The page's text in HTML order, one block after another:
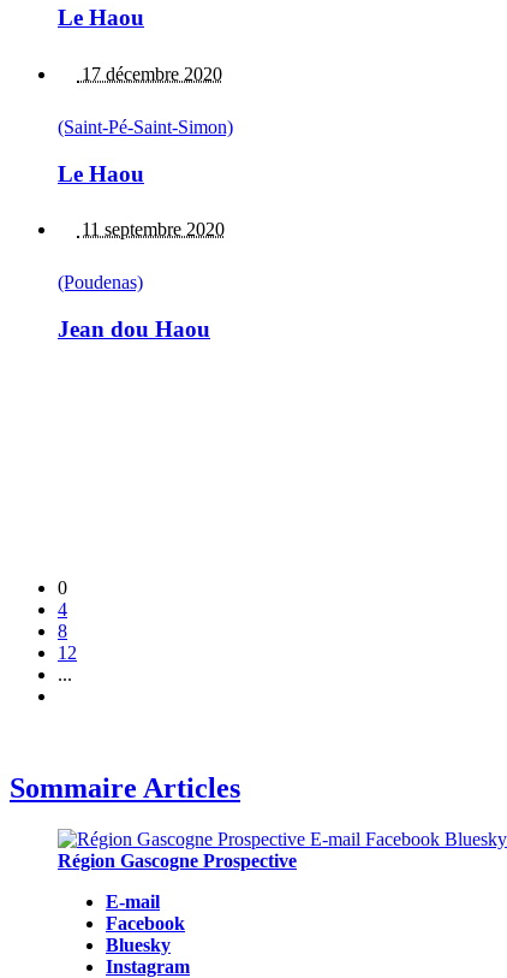
Le Haou
17 décembre 2020
(Saint-Pé-Saint-Simon)
Le Haou
11 septembre 2020
(Poudenas)
Jean dou Haou
0
4
8
12
...
Sommaire Articles
Région Gascogne Prospective
E-mail
Facebook
Bluesky
Instagram